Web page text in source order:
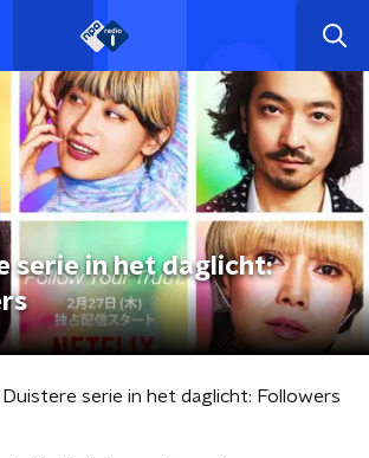
serie in het daglicht:
Duistere serie in het daglicht: Followers